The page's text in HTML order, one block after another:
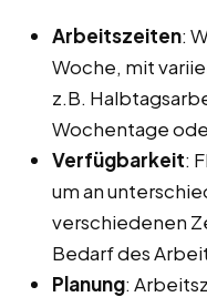
Arbeitszeiten:
Woche, mit
z.B.
Wochentage
Verfügbarkeit:
um an
verschiedenen
Bedarf des
Planung: